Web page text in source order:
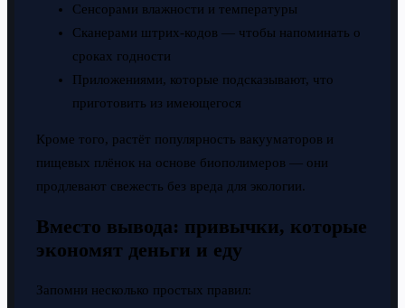
Сенсорами влажности и температуры
Сканерами штрих-кодов — чтобы напоминать о
сроках годности
Приложениями, которые подсказывают, что
приготовить из имеющегося
Кроме того, растёт популярность вакууматоров и
пищевых плёнок на основе биополимеров — они
продлевают свежесть без вреда для экологии.
Вместо вывода: привычки, которые
экономят деньги и еду
Запомни несколько простых правил: